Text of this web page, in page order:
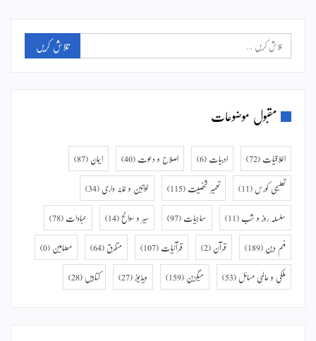
مقبول موضوعات
اخلاقیات (72) ادبیات (6) اصلاح و دعوت (40) ایمان (87)
تعلیمی کورس (11) تعمیر شخصیت (115) خواتین و خانہ داری (34)
سلسلہ روز و شب (11) سماجیات (97) سیر و سوانح (14) عبادات (78)
فہم دین (189) قرآن (2) قرآنیات (107) متفرق (64) مضامین (0)
ملکی و عالمی مسائل (53) میگزین (159) ویڈیوز (27) کتابیں (28)